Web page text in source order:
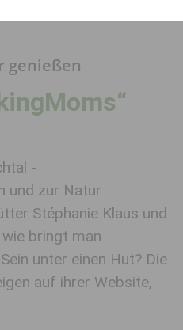
genießen
-
und zur Natur
Stéphanie Klaus und
bringt man
unter einen Hut? Die
auf ihrer Website,